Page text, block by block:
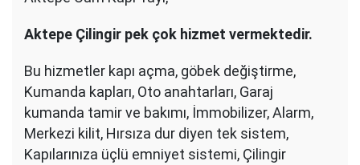
Aktepe Çilingir pek çok hizmet vermektedir.
Bu hizmetler kapı açma, göbek değiştirme,
Kumanda kapları, Oto anahtarları, Garaj
kumanda tamir ve bakımı, İmmobilizer, Alarm,
Merkezi kilit, Hırsıza dur diyen tek sistem,
Kapılarınıza üçlü emniyet sistemi, Çilingir